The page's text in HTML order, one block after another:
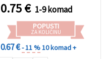
0.75€ 1-9 komad
POPUSTI
ZA KOLIČINU
0.67 €- 11 %10 komad +